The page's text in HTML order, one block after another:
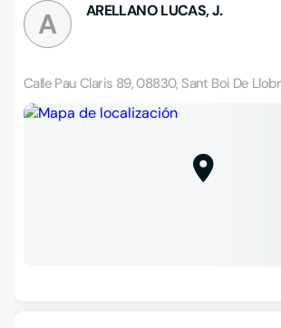
A ARELLANO LUCAS, J.
Calle Pau Claris 89, 08830, Sant Boi De